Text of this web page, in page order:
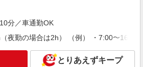
分／車通勤OK
夜勤の場合は2h） （例） ・7:00〜
とりあえずキープ